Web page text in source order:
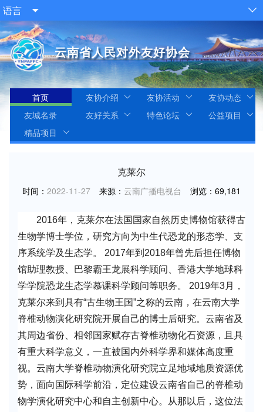
语言  
云南省人民对外友好协会
首页 友协介绍 友协活动
友协动态
友城名录
友好关系 特色论坛
公益项目
精品项目
克莱尔
时间： 2022-11-27 来源： 云南广播电视台 浏览： 69,181
2016年，克莱尔在法国国家自然历史博物馆获得古
生物学博士学位，研究方向为中生代恐龙的形态学、支
序系统学及生态学。 2017年到2018年曾先后担任博物
馆助理教授、巴黎霸王龙展科学顾问、香港大学地球科
学学院恐龙生态学慕课科学顾问等职务。 2019年3月，
克莱尔来到具有“古生物王国”之称的云南，在云南大学
脊椎动物演化研究院开展自己的博士后研究。云南省及
其周边省份、相邻国家赋存古脊椎动物化石资源，且具
有重大科学意义，一直被国内外科学界和媒体高度重
视。云南大学脊椎动物演化研究院立足地域地质资源优
势，面向国际科学前沿，定位建设云南省自己的脊椎动
物学演化研究中心和自主创新中心。从那以后，这位法